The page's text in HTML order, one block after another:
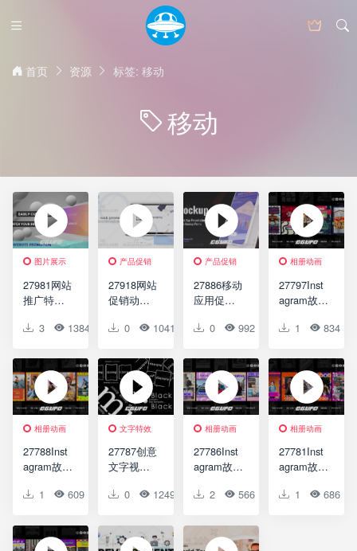
首页 资源 标签: 移动
移动
图片展示
27981网站
推广特效
版Website
3 1384 0 0
产品促销
27918网站
促销动画
Web Site
0 1041 0 0
产品促销
27886移动
应用促销
版Mobile
Promo
0 992 0 0
相册动画
27797Inst
agram故事
版
Stories
1 834
相册动画
27788Inst
agram故事
版
Stories
1 609 0 0
文字特效
27787创意
文字视频
版Typo
Opener
0 1249 0 0
相册动画
27786Inst
agram故事
模版
Stories
Pack
2 566 0 0
相册动画
27781Inst
agram故事
Instagram
1 686